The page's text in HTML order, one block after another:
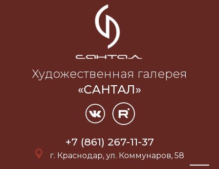
Художественная галерея
«САНТАЛ»
+7 (861) 267-11-37
г. Краснодар, ул. Коммунаров, 58